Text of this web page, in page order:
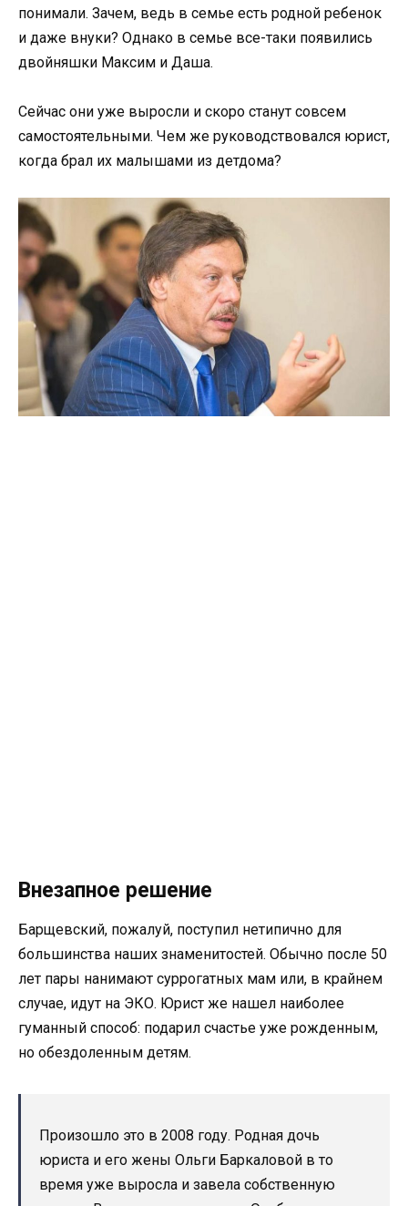
понимали. Зачем, ведь в семье есть родной ребенок
и даже внуки? Однако в семье все-таки появились
двойняшки Максим и Даша.
Сейчас они уже выросли и скоро станут совсем
самостоятельными. Чем же руководствовался юрист,
когда брал их малышами из детдома?
Внезапное решение
Барщевский, пожалуй, поступил нетипично для
большинства наших знаменитостей. Обычно после 50
лет пары нанимают суррогатных мам или, в крайнем
случае, идут на ЭКО. Юрист же нашел наиболее
гуманный способ: подарил счастье уже рожденным,
но обездоленным детям.
Произошло это в 2008 году. Родная дочь
юриста и его жены Ольги Баркаловой в то
время уже выросла и завела собственную